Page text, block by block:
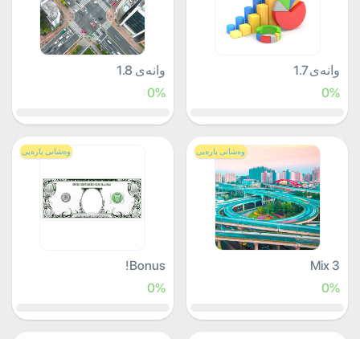
وانەی 1.7
0%
وانەی 1.8
0%
وەشانی پارەیی
Mix 3
0%
وەشانی پارەیی
Bonus!
0%